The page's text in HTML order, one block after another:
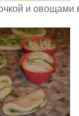
и овощами